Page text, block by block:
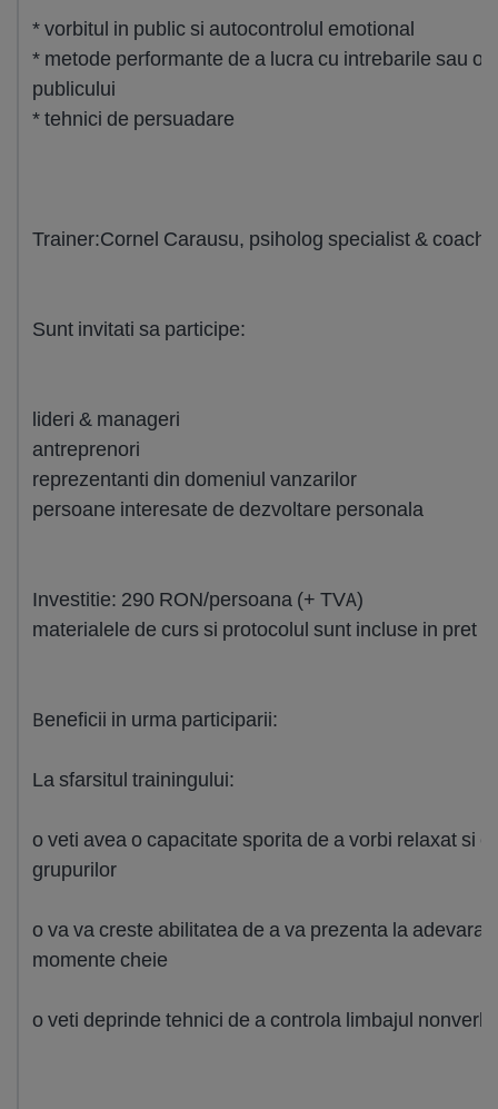
* vorbitul in public si autocontrolul emotional
* metode performante de a lucra cu intrebarile sau
publicului
* tehnici de persuadare
Trainer:Cornel Carausu, psiholog specialist & coach
Sunt invitati sa participe:
lideri & manageri
antreprenori
reprezentanti din domeniul vanzarilor
persoane interesate de dezvoltare personala
Investitie: 290 RON/persoana (+ TVA)
materialele de curs si protocolul sunt incluse in pret
Beneficii in urma participarii:
La sfarsitul trainingului:
o veti avea o capacitate sporita de a vorbi relaxat si
grupurilor
o va va creste abilitatea de a va prezenta la
momente cheie
o veti deprinde tehnici de a controla limbajul